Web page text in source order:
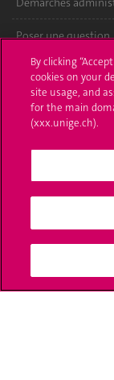
Poser une question
L'UNIGE vous
UNIGE Mobile
Bibliothèque
Médias sociaux
By clicking
cookies on your
site usage, and
for the main
(xxx.unige.ch).